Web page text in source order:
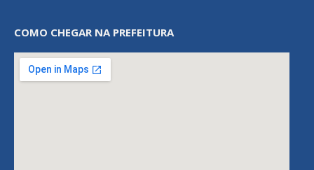
COMO CHEGAR NA PREFEITURA